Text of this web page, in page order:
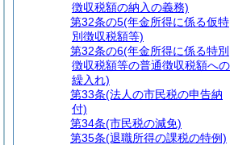
徴収税額の納入の義務)
第32条の5(年金所得に係る仮特
別徴収税額等)
第32条の6(年金所得に係る特別
徴収税額等の普通徴収税額への
繰入れ)
第33条(法人の市民税の申告納
付)
第34条(市民税の減免)
第35条(退職所得の課税の特例)